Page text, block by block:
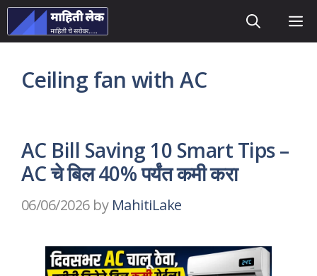
Skip
to
Ceiling fan with AC
AC Bill Saving 10 Smart Tips –
AC चे बिल 40% पर्यंत कमी करा
06/06/2026 by MahitiLake